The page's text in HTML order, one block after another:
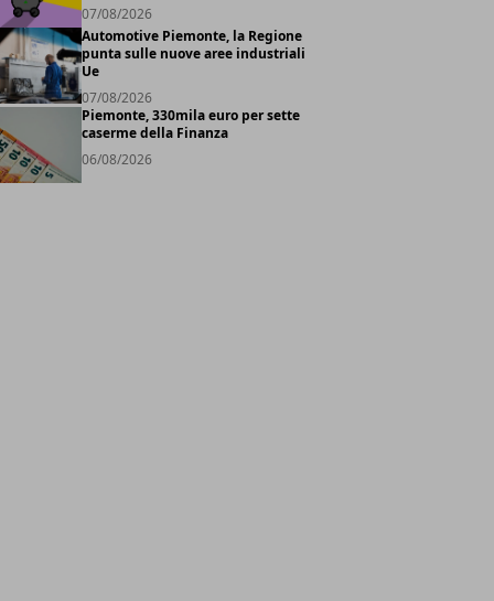
07/08/2026
Automotive Piemonte, la Regione
punta sulle nuove aree industriali
Ue
07/08/2026
Piemonte, 330mila euro per sette
caserme della Finanza
06/08/2026